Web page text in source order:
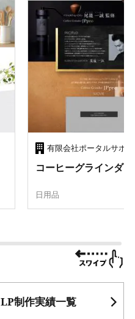
有限会社ポータルサポ
コーヒーグラインダ
日用品
LP制作実績一覧